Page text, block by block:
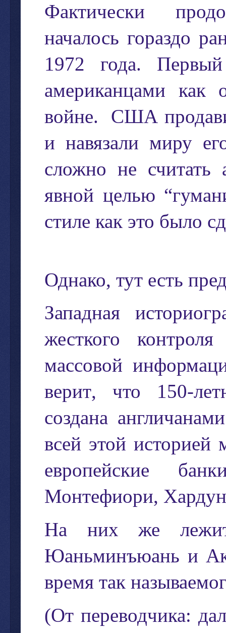
Фактически
началось гораздо
1972года. Первый
американцами
как
войне. США
и навязали миру
сложно не считать
явной целью “
стиле как это было
Однако,тут есть
Западная
жесткого
контроля
массовой
верит,что 150-
создана англичанами
всей этой историей
европейские
Монтефиори,
На
них же
Юаньминъюань и
время так
(От переводчика: